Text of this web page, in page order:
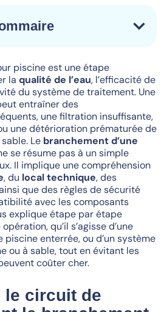
piscine est une étape
la qualité de l’eau, l’efficacité de
du système de traitement. Une
entraîner des
une filtration insuffisante,
une détérioration prématurée de
Le branchement d’une
se résume pas à un simple
Il implique une compréhension
, du local technique, des
que des règles de sécurité
avec les composants
explique étape par étape
qu’il s’agisse d’une
piscine enterrée, ou d’un système
ou à sable, tout en évitant les
coûter cher.
le circuit de